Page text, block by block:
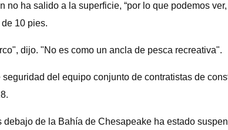
no ha salido a la superficie, “por lo que podemos
10 pies.
dijo. "No es como un ancla de pesca recreativa".
del equipo conjunto de contratistas de
debajo de la Bahía de Chesapeake ha estado